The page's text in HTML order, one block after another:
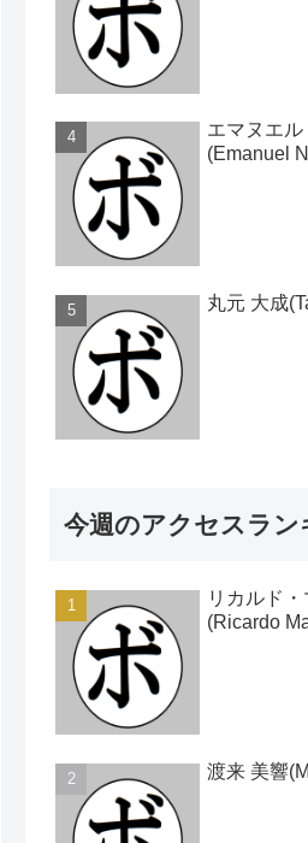
エマヌエ
(Emanuel
丸元 大成
今週のアクセスラン
リカルド
(Ricardo
渡来 美響